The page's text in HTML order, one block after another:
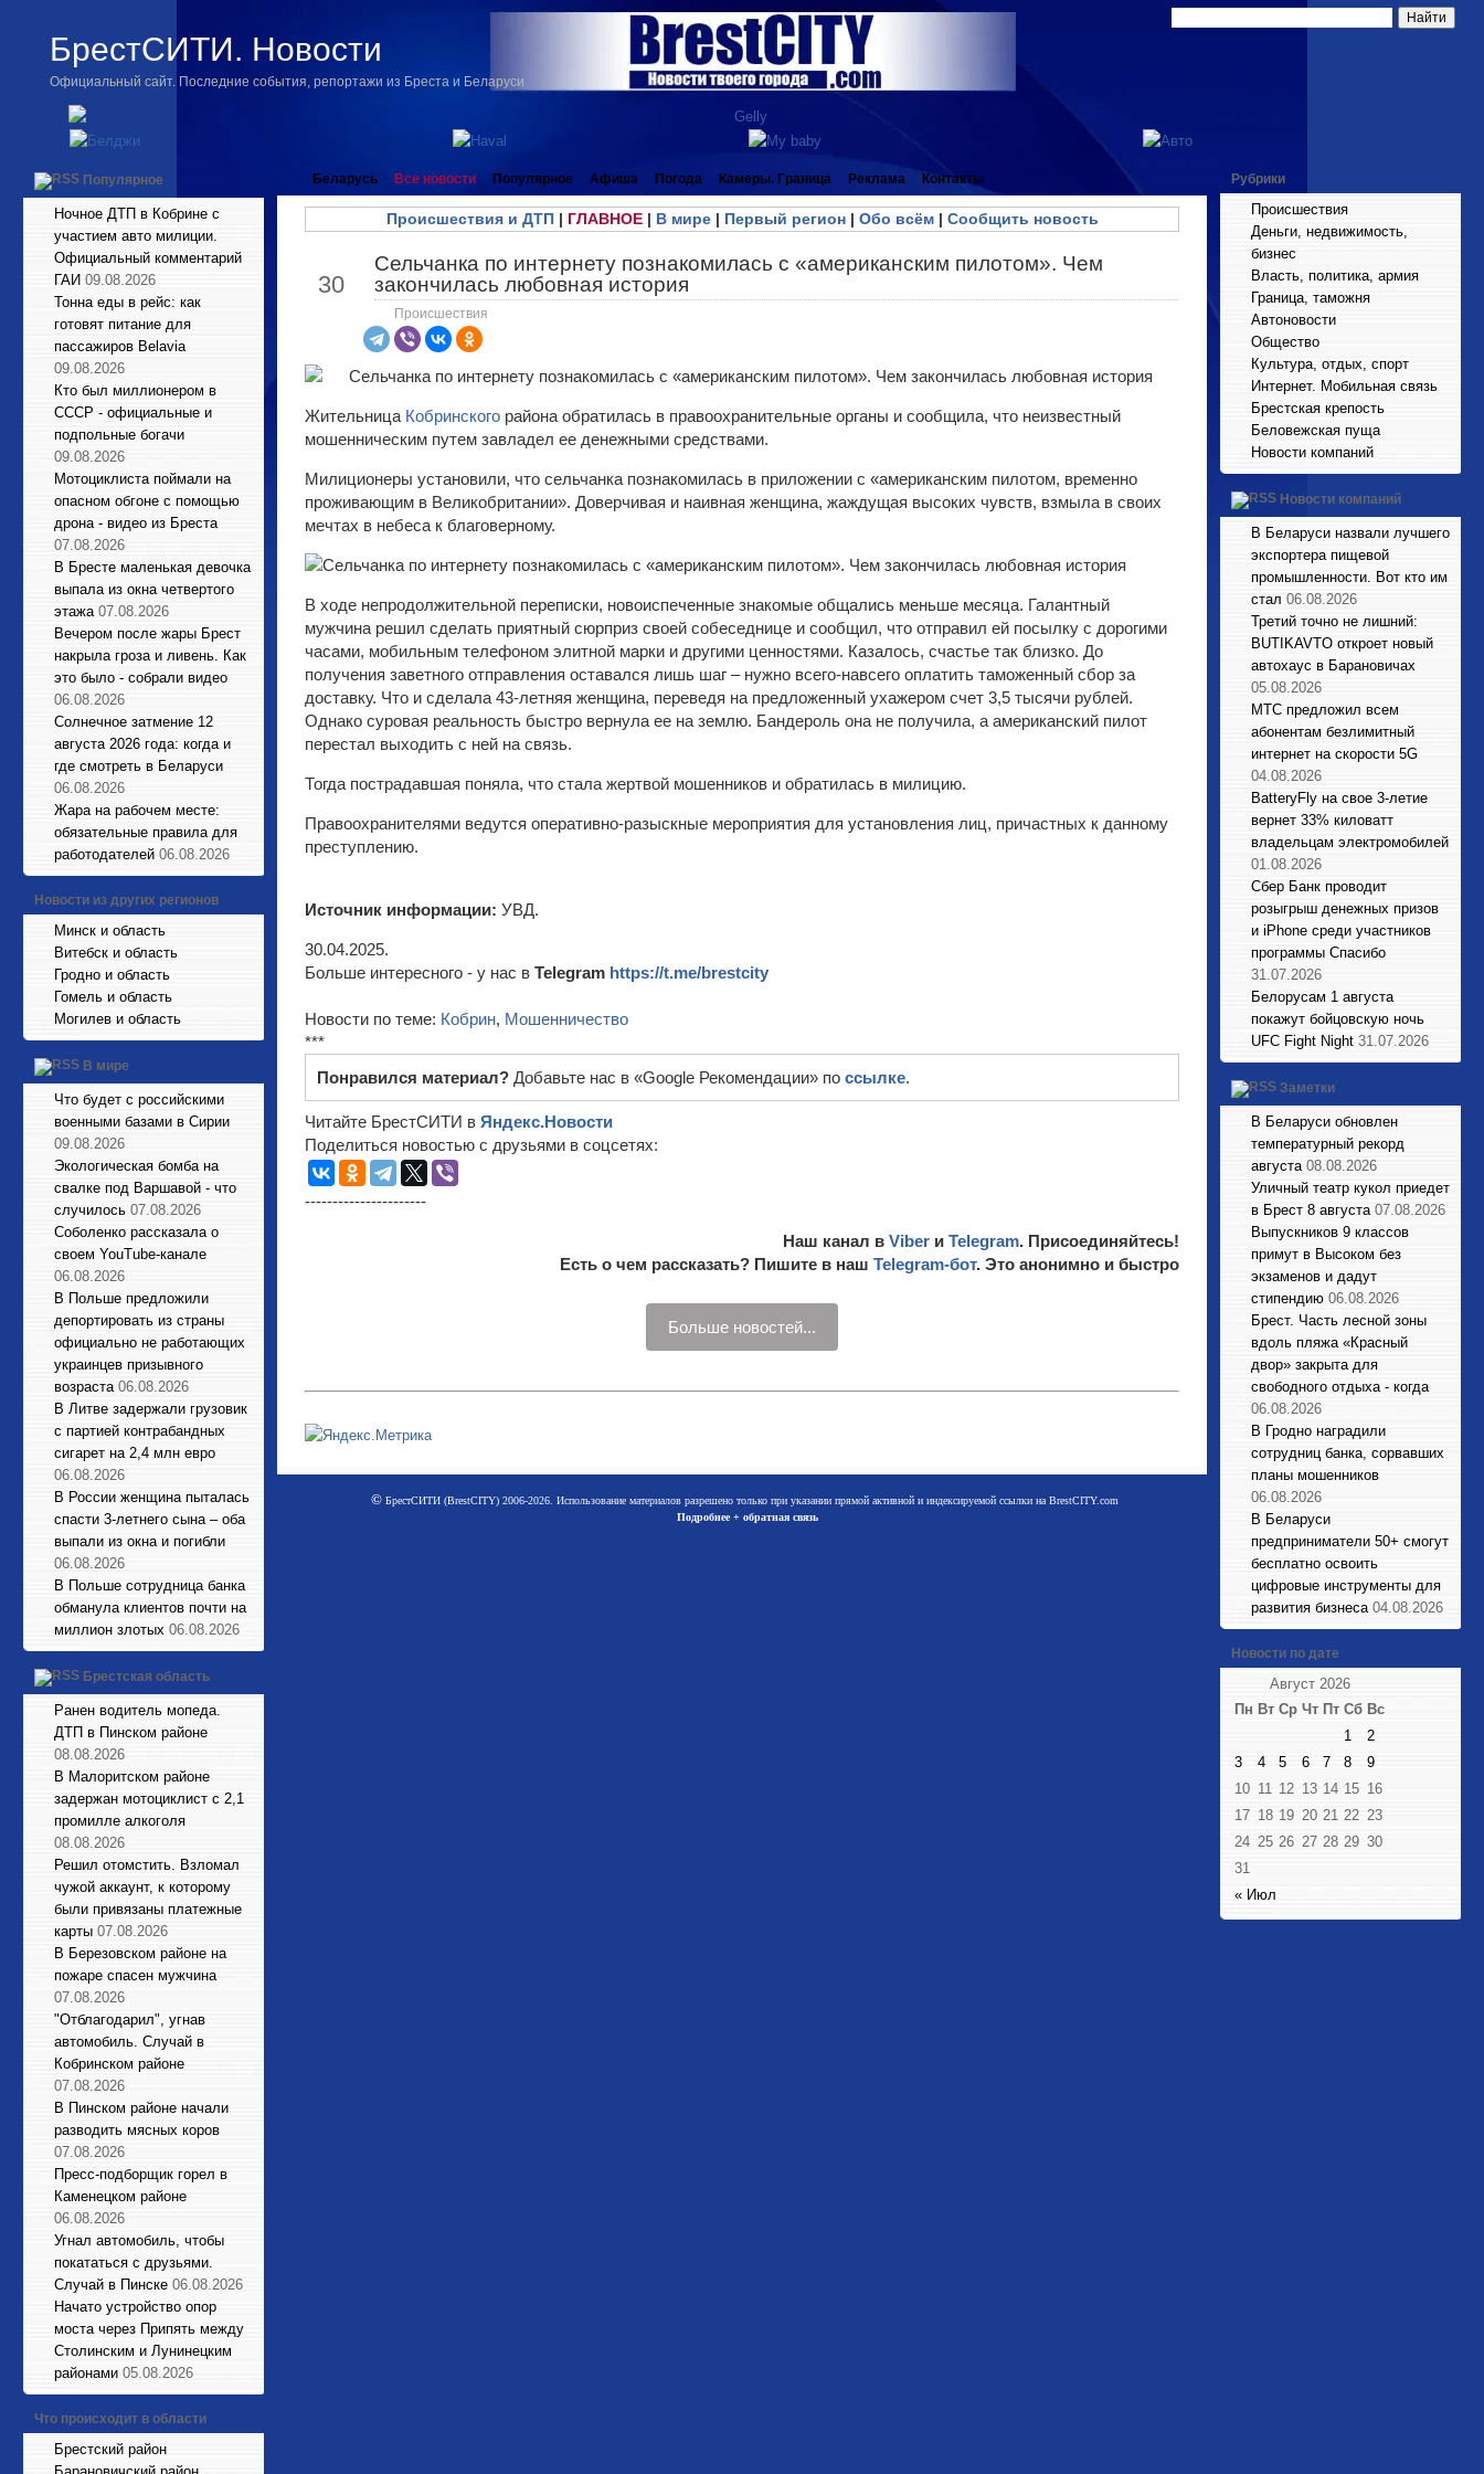
БрестСИТИ. Новости
Официальный сайт. Последние события, репортажи из Бреста и Беларуси
Популярное
Ночное ДТП в Кобрине с
участием авто милиции.
Официальный комментарий
ГАИ 09.08.2026
Тонна еды в рейс: как
готовят питание для
пассажиров Belavia
09.08.2026
Кто был миллионером в
СССР - официальные и
подпольные богачи
09.08.2026
Мотоциклиста поймали на
опасном обгоне с помощью
дрона - видео из Бреста
07.08.2026
В Бресте маленькая девочка
выпала из окна четвертого
этажа 07.08.2026
Вечером после жары Брест
накрыла гроза и ливень. Как
это было - собрали видео
06.08.2026
Солнечное затмение 12
августа 2026 года: когда и
где смотреть в Беларуси
06.08.2026
Жара на рабочем месте:
обязательные правила для
работодателей 06.08.2026
Новости из других регионов
Минск и область
Витебск и область
Гродно и область
Гомель и область
Могилев и область
В мире
Что будет с российскими
военными базами в Сирии
09.08.2026
Экологическая бомба на
свалке под Варшавой - что
случилось 07.08.2026
Соболенко рассказала о
своем YouTube-канале
06.08.2026
В Польше предложили
депортировать из страны
официально не работающих
украинцев призывного
возраста 06.08.2026
В Литве задержали грузовик
с партией контрабандных
сигарет на 2,4 млн евро
06.08.2026
В России женщина пыталась
спасти 3-летнего сына – оба
выпали из окна и погибли
06.08.2026
В Польше сотрудница банка
обманула клиентов почти на
миллион злотых 06.08.2026
Брестская область
Ранен водитель мопеда.
ДТП в Пинском районе
08.08.2026
В Малоритском районе
задержан мотоциклист с 2,1
промилле алкоголя
08.08.2026
Решил отомстить. Взломал
чужой аккаунт, к которому
были привязаны платежные
карты 07.08.2026
В Березовском районе на
пожаре спасен мужчина
07.08.2026
"Отблагодарил", угнав
автомобиль. Случай в
Кобринском районе
07.08.2026
В Пинском районе начали
разводить мясных коров
07.08.2026
Пресс-подборщик горел в
Каменецком районе
06.08.2026
Угнал автомобиль, чтобы
покататься с друзьями.
Случай в Пинске 06.08.2026
Начато устройство опор
моста через Припять между
Столинским и Лунинецким
районами 05.08.2026
Что происходит в области
Брестский район
Беларусь Все новости Популярное Афиша Погода Камеры. Граница Реклама Контакты
Происшествия и ДТП| ГЛАВНОЕ| В мире| Первый регион| Обо всём| Сообщить новость
30
Сельчанка по интернету познакомилась с «американским пилотом». Чем
закончилась любовная история
Происшествия
Жительница Кобринского района обратилась в правоохранительные органы и сообщила, что неизвестный
мошенническим путем завладел ее денежными средствами.
Милиционеры установили, что сельчанка познакомилась в приложении с «американским пилотом, временно
проживающим в Великобритании». Доверчивая и наивная женщина, жаждущая высоких чувств, взмыла в своих
мечтах в небеса к благоверному.
В ходе непродолжительной переписки, новоиспеченные знакомые общались меньше месяца. Галантный
мужчина решил сделать приятный сюрприз своей собеседнице и сообщил, что отправил ей посылку с дорогими
часами, мобильным телефоном элитной марки и другими ценностями. Казалось, счастье так близко. До
получения заветного отправления оставался лишь шаг – нужно всего-навсего оплатить таможенный сбор за
доставку. Что и сделала 43-летняя женщина, переведя на предложенный ухажером счет 3,5 тысячи рублей.
Однако суровая реальность быстро вернула ее на землю. Бандероль она не получила, а американский пилот
перестал выходить с ней на связь.
Тогда пострадавшая поняла, что стала жертвой мошенников и обратилась в милицию.
Правоохранителями ведутся оперативно-разыскные мероприятия для установления лиц, причастных к данному
преступлению.
Источник информации: УВД.
30.04.2025.
Больше интересного - у нас в Telegram https://t.me/brestcity
Новости по теме: Кобрин, Мошенничество
***
Понравился материал? Добавьте нас в «Google Рекомендации» по ссылке.
Читайте БрестСИТИ в Яндекс.Новости
Поделиться новостью с друзьями в соцсетях:
----------------------
Наш канал в Viber и Telegram. Присоединяйтесь!
Есть о чем рассказать? Пишите в наш Telegram-бот. Это анонимно и быстро
Больше новостей...
©БрестСИТИ (BrestCITY) 2006-2026. Использование материалов разрешено только при указании прямой активной и индексируемой ссылки на BrestCITY.com
Подробнее + обратная связь
Рубрики
Происшествия
Деньги, недвижимость,
бизнес
Власть, политика, армия
Граница, таможня
Автоновости
Общество
Культура, отдых, спорт
Интернет. Мобильная связь
Брестская крепость
Беловежская пуща
Новости компаний
Новости компаний
В Беларуси назвали лучшего
экспортера пищевой
промышленности. Вот кто им
стал 06.08.2026
Третий точно не лишний:
BUTIKAVTO откроет новый
автохаус в Барановичах
05.08.2026
МТС предложил всем
абонентам безлимитный
интернет на скорости 5G
04.08.2026
BatteryFly на свое 3-летие
вернет 33% киловатт
владельцам электромобилей
01.08.2026
Сбер Банк проводит
розыгрыш денежных призов
и iPhone среди участников
программы Спасибо
31.07.2026
Белорусам 1 августа
покажут бойцовскую ночь
UFC Fight Night 31.07.2026
Заметки
В Беларуси обновлен
температурный рекорд
августа 08.08.2026
Уличный театр кукол приедет
в Брест 8 августа 07.08.2026
Выпускников 9 классов
примут в Высоком без
экзаменов и дадут
стипендию 06.08.2026
Брест. Часть лесной зоны
вдоль пляжа «Красный
двор» закрыта для
свободного отдыха - когда
06.08.2026
В Гродно наградили
сотрудниц банка, сорвавших
планы мошенников
06.08.2026
В Беларуси
предприниматели 50+ смогут
бесплатно освоить
цифровые инструменты для
развития бизнеса 04.08.2026
Новости по дате
Август 2026
Пн Вт Ср Чт Пт Сб Вс
« Июл
1
2
3
4 5 6 7 8
9
10 11 12 13 14 15 16
17 18 19 20 21 22 23
24 25 26 27 28 29 30
31